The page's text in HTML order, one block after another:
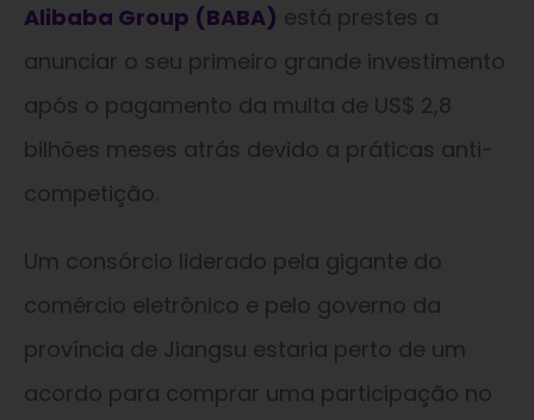
Alibaba Group (BABA) está prestes a
anunciar o seu primeiro grande investimento
após o pagamento da multa de US$ 2,8
bilhões meses atrás devido a práticas anti-
competição.
Um consórcio liderado pela gigante do
comércio eletrônico e pelo governo da
província de Jiangsu estaria perto de um
acordo para comprar uma participação no